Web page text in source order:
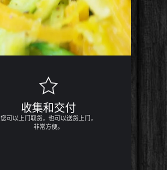
收集和交付
您可以上门取货，也可以送货上门，
非常方便。